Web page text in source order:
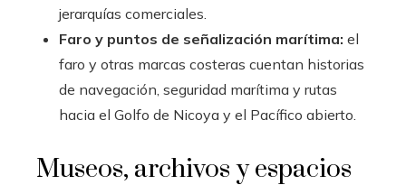
jerarquías comerciales.
Faro y puntos de señalización marítima: el
faro y otras marcas costeras cuentan historias
de navegación, seguridad marítima y rutas
hacia el Golfo de Nicoya y el Pacífico abierto.
Museos, archivos y espacios